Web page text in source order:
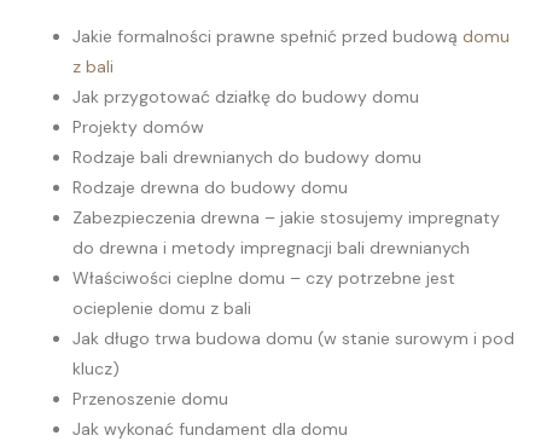
Jakie formalności prawne spełnić przed budową domu
z bali
Jak przygotować działkę do budowy domu
Projekty domów
Rodzaje bali drewnianych do budowy domu
Rodzaje drewna do budowy domu
Zabezpieczenia drewna – jakie stosujemy impregnaty
do drewna i metody impregnacji bali drewnianych
Właściwości cieplne domu – czy potrzebne jest
ocieplenie domu z bali
Jak długo trwa budowa domu (w stanie surowym i pod
klucz)
Przenoszenie domu
Jak wykonać fundament dla domu